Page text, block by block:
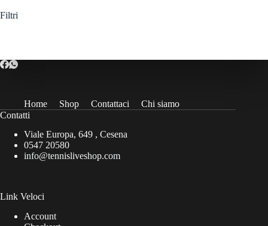
Filtri
Home Shop Contattaci
Chi siamo
Contatti
Viale Europa, 649 , Cesena
0547 20580
info@tennisliveshop.com
Link Veloci
Account